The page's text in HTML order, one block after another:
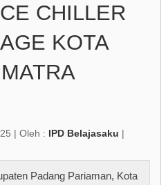
CHILLER
KOTA
| Oleh : IPD Belajasaku |
Padang Pariaman, Kota